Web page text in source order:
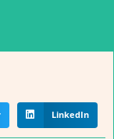
LinkedIn